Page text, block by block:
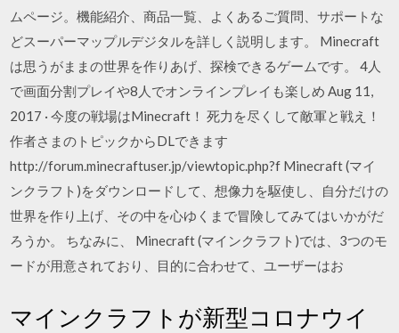
ムページ。機能紹介、商品一覧、よくあるご質問、サポートな
どスーパーマップルデジタルを詳しく説明します。 Minecraft
は思うがままの世界を作りあげ、探検できるゲームです。 4人
で画面分割プレイや8人でオンラインプレイも楽しめ Aug 11,
2017 · 今度の戦場はMinecraft！ 死力を尽くして敵軍と戦え！
作者さまのトピックからDLできます
http://forum.minecraftuser.jp/viewtopic.php?f Minecraft (マイ
ンクラフト)をダウンロードして、想像力を駆使し、自分だけの
世界を作り上げ、その中を心ゆくまで冒険してみてはいかがだ
ろうか。 ちなみに、 Minecraft (マインクラフト)では、3つのモ
ードが用意されており、目的に合わせて、ユーザーはお
マインクラフトが新型コロナウイ